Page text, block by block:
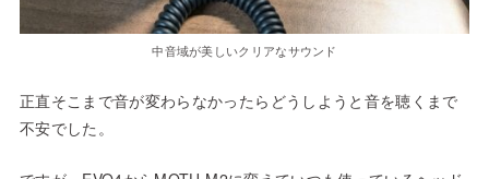
中音域が美しいクリアなサウンド
正直そこまで音が変わらなかったらどうしようと音を聴くまで
不安でした。